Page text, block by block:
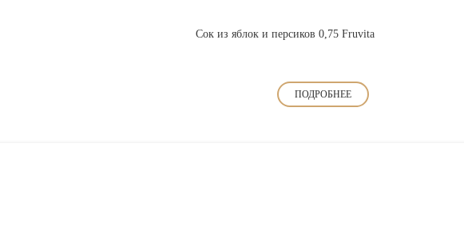
Сок из яблок и персиков 0,75 Fruvita
ПОДРОБНЕЕ